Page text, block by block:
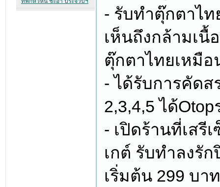
- รับทำตุ๊กตาไ
เห็นถึงกล้ามเนื้
ตุ๊กตาไทยเหมื
- ได้รับการคัดส
2,3,4,5 ได้
- เปิดร้านที่เสรี
เกต์ รับทำลงรั
เริ่มต้น 299 บา